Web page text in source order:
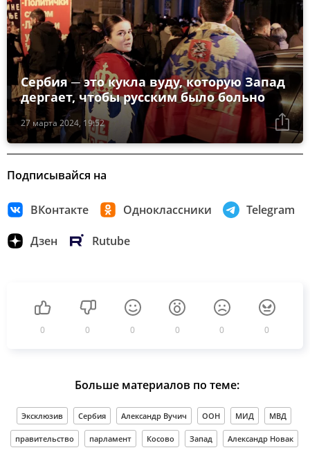
27 марта 2024, 19:52
Сербия ─ это кукла вуду, которую Запад
дергает, чтобы русским было больно
Подписывайся на
ВКонтакте Одноклассники Telegram
Дзен Rutube
0 0 0 0 0 0
Больше материалов по теме:
Эксклюзив Сербия Александр Вучич ООН МИД МВД
правительство парламент Косово Запад Александр Новак